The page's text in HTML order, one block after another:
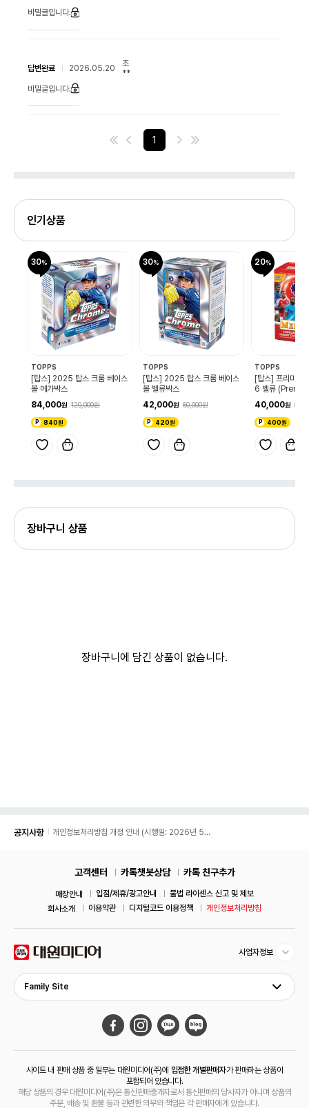
비밀글입니다.
답변완료 2026.05.20
조
**
비밀글입니다.
1
인기상품
30
TOPPS
[탑스] 2025 탑스 크롬 베이스
볼 메가박스
84,000
120,000
840원
30
TOPPS
[탑스] 2025 탑스 크롬 베이스
볼 벨류박스
42,000
60,000
420원
20
TOPPS
[탑스] 프리미어
6 벨류
erlin 2026
40,000
400원
장바구니 상품
장바구니에 담긴 상품이 없습니다.
공지사항
개인정보처리방침 개정 안내 (시행일: 2026년 5월
고객센터 카톡챗봇상담 카톡 친구추가
매장안내 입점/제휴/광고안내
불법 라이센스 신고 및 제보
회사소개
이용약관 디지털코드 이용정책 개인정보처리방침
사업자정보
Family Site
사이트 내 판매 상품 중 일부는 대원미디어(주)에 입점한 개별판매자가 판매하는 상품이
포함되어 있습니다.
해당 상품의 경우 대원미디어(주)은 통신판매중개자로서 통신판매의 당사자가 아니며 상품의
주문, 배송 및 환불 등과 관련한 의무와 책임은 각 판매자에게 있습니다.